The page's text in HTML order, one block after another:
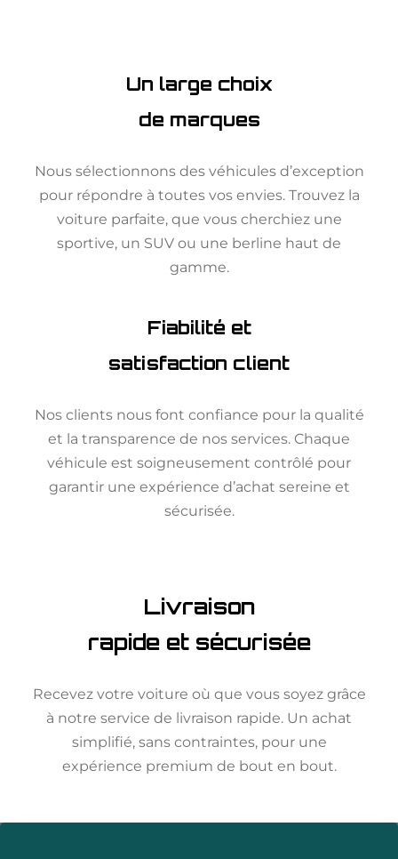
Un large choix
de marques
Nous sélectionnons des véhicules d’exception
pour répondre à toutes vos envies. Trouvez la
voiture parfaite, que vous cherchiez une
sportive, un SUV ou une berline haut de
gamme.
Fiabilité et
satisfaction client
Nos clients nous font confiance pour la qualité
et la transparence de nos services. Chaque
véhicule est soigneusement contrôlé pour
garantir une expérience d’achat sereine et
sécurisée.
Livraison
rapide et sécurisée
Recevez votre voiture où que vous soyez grâce
à notre service de livraison rapide. Un achat
simplifié, sans contraintes, pour une
expérience premium de bout en bout.